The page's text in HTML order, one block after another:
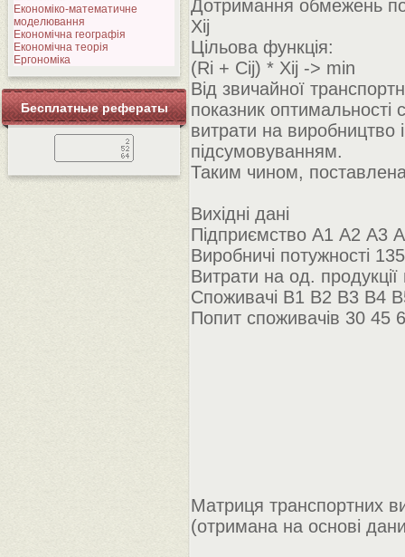
Економіко-математичне
моделювання
Економічна географія
Економічна теорія
Ергономіка
Бесплатные рефераты
Дотримання обмежень
Xij
Цільова функція:
(Ri + Cij) * Xij -> min
Від звичайної
показник оптимальності
витрати на виробництво
підсумовуванням.
Таким чином,
Вихідні дані
Підприємство А1 А2 А3
Виробничі потужності
Витрати на од.
Споживачі В1 В2 В3 В4
Попит споживачів 30 45
Матриця транспортних
(отримана на основі